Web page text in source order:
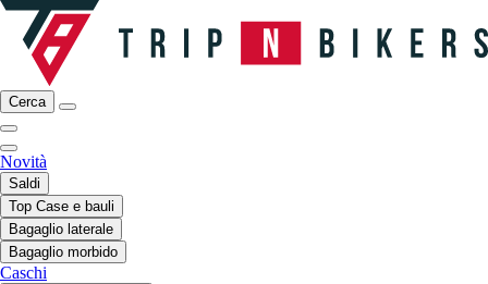
Cerca
Novità
Saldi
Top Case e bauli
Bagaglio laterale
Bagaglio morbido
Caschi